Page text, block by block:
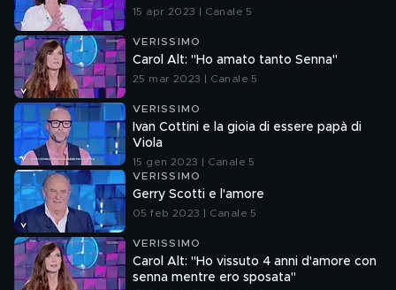
15 apr 2023 | Canale 5
VERISSIMO
Carol Alt: "Ho amato tanto Senna"
25 mar 2023 | Canale 5
VERISSIMO
Ivan Cottini e la gioia di essere papà di
Viola
15 gen 2023 | Canale 5
VERISSIMO
Gerry Scotti e l'amore
05 feb 2023 | Canale 5
VERISSIMO
Carol Alt: "Ho vissuto 4 anni d'amore con
senna mentre ero sposata"